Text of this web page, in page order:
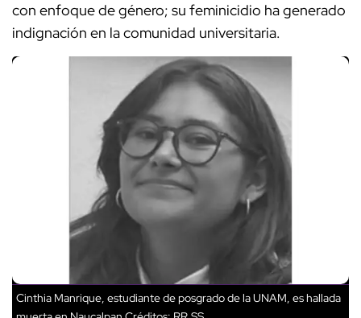
con enfoque de género; su feminicidio ha generado
indignación en la comunidad universitaria.
Cinthia Manrique, estudiante de posgrado de la UNAM, es hallada